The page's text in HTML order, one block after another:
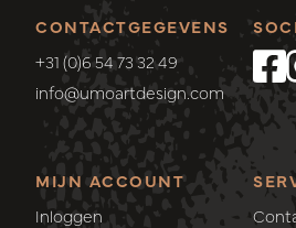
CONTACTGEGEVENS
+31 (0)6 54 73 32 49
info@umoartdesign.com
MIJN ACCOUNT
Inloggen